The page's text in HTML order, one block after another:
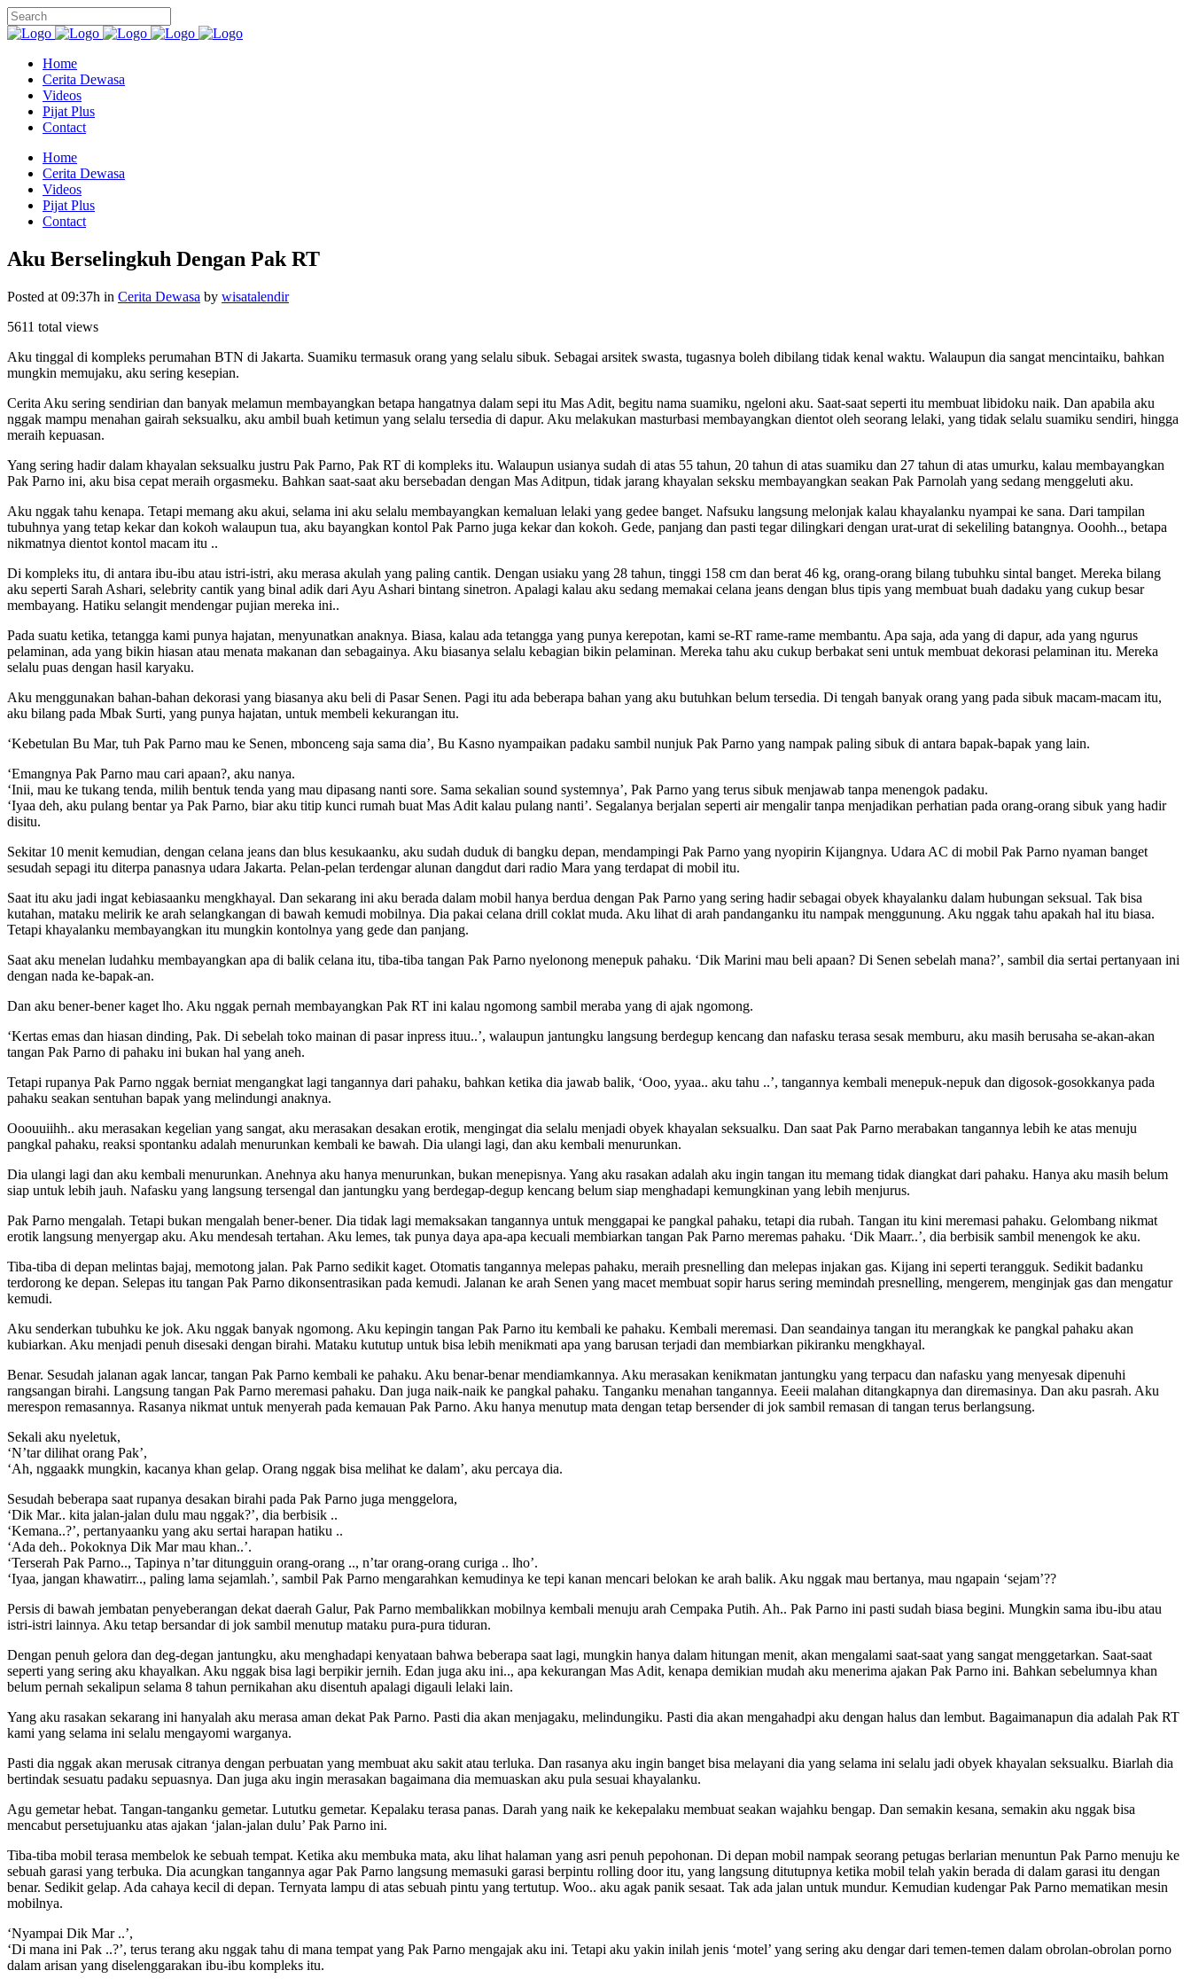
Home
Cerita Dewasa
Videos
Pijat Plus
Contact
Home
Cerita Dewasa
Videos
Pijat Plus
Contact
Aku Berselingkuh Dengan Pak RT
Posted at 09:37h in Cerita Dewasa by wisatalendir
5611 total views
Aku tinggal di kompleks perumahan BTN di Jakarta. Suamiku termasuk orang yang selalu sibuk. Sebagai arsitek swasta, tugasnya boleh dibilang tidak kenal waktu. Walaupun dia sangat mencintaiku, bahkan
mungkin memujaku, aku sering kesepian.
Cerita Aku sering sendirian dan banyak melamun membayangkan betapa hangatnya dalam sepi itu Mas Adit, begitu nama suamiku, ngeloni aku. Saat-saat seperti itu membuat libidoku naik. Dan apabila aku
nggak mampu menahan gairah seksualku, aku ambil buah ketimun yang selalu tersedia di dapur. Aku melakukan masturbasi membayangkan dientot oleh seorang lelaki, yang tidak selalu suamiku sendiri, hingga
meraih kepuasan.
Yang sering hadir dalam khayalan seksualku justru Pak Parno, Pak RT di kompleks itu. Walaupun usianya sudah di atas 55 tahun, 20 tahun di atas suamiku dan 27 tahun di atas umurku, kalau membayangkan
Pak Parno ini, aku bisa cepat meraih orgasmeku. Bahkan saat-saat aku bersebadan dengan Mas Aditpun, tidak jarang khayalan seksku membayangkan seakan Pak Parnolah yang sedang menggeluti aku.
Aku nggak tahu kenapa. Tetapi memang aku akui, selama ini aku selalu membayangkan kemaluan lelaki yang gedee banget. Nafsuku langsung melonjak kalau khayalanku nyampai ke sana. Dari tampilan
tubuhnya yang tetap kekar dan kokoh walaupun tua, aku bayangkan kontol Pak Parno juga kekar dan kokoh. Gede, panjang dan pasti tegar dilingkari dengan urat-urat di sekeliling batangnya. Ooohh.., betapa
nikmatnya dientot kontol macam itu ..
Di kompleks itu, di antara ibu-ibu atau istri-istri, aku merasa akulah yang paling cantik. Dengan usiaku yang 28 tahun, tinggi 158 cm dan berat 46 kg, orang-orang bilang tubuhku sintal banget. Mereka bilang
aku seperti Sarah Ashari, selebrity cantik yang binal adik dari Ayu Ashari bintang sinetron. Apalagi kalau aku sedang memakai celana jeans dengan blus tipis yang membuat buah dadaku yang cukup besar
membayang. Hatiku selangit mendengar pujian mereka ini..
Pada suatu ketika, tetangga kami punya hajatan, menyunatkan anaknya. Biasa, kalau ada tetangga yang punya kerepotan, kami se-RT rame-rame membantu. Apa saja, ada yang di dapur, ada yang ngurus
pelaminan, ada yang bikin hiasan atau menata makanan dan sebagainya. Aku biasanya selalu kebagian bikin pelaminan. Mereka tahu aku cukup berbakat seni untuk membuat dekorasi pelaminan itu. Mereka
selalu puas dengan hasil karyaku.
Aku menggunakan bahan-bahan dekorasi yang biasanya aku beli di Pasar Senen. Pagi itu ada beberapa bahan yang aku butuhkan belum tersedia. Di tengah banyak orang yang pada sibuk macam-macam itu,
aku bilang pada Mbak Surti, yang punya hajatan, untuk membeli kekurangan itu.
‘Kebetulan Bu Mar, tuh Pak Parno mau ke Senen, mbonceng saja sama dia’, Bu Kasno nyampaikan padaku sambil nunjuk Pak Parno yang nampak paling sibuk di antara bapak-bapak yang lain.
‘Emangnya Pak Parno mau cari apaan?, aku nanya.
‘Inii, mau ke tukang tenda, milih bentuk tenda yang mau dipasang nanti sore. Sama sekalian sound systemnya’, Pak Parno yang terus sibuk menjawab tanpa menengok padaku.
‘Iyaa deh, aku pulang bentar ya Pak Parno, biar aku titip kunci rumah buat Mas Adit kalau pulang nanti’. Segalanya berjalan seperti air mengalir tanpa menjadikan perhatian pada orang-orang sibuk yang hadir
disitu.
Sekitar 10 menit kemudian, dengan celana jeans dan blus kesukaanku, aku sudah duduk di bangku depan, mendampingi Pak Parno yang nyopirin Kijangnya. Udara AC di mobil Pak Parno nyaman banget
sesudah sepagi itu diterpa panasnya udara Jakarta. Pelan-pelan terdengar alunan dangdut dari radio Mara yang terdapat di mobil itu.
Saat itu aku jadi ingat kebiasaanku mengkhayal. Dan sekarang ini aku berada dalam mobil hanya berdua dengan Pak Parno yang sering hadir sebagai obyek khayalanku dalam hubungan seksual. Tak bisa
kutahan, mataku melirik ke arah selangkangan di bawah kemudi mobilnya. Dia pakai celana drill coklat muda. Aku lihat di arah pandanganku itu nampak menggunung. Aku nggak tahu apakah hal itu biasa.
Tetapi khayalanku membayangkan itu mungkin kontolnya yang gede dan panjang.
Saat aku menelan ludahku membayangkan apa di balik celana itu, tiba-tiba tangan Pak Parno nyelonong menepuk pahaku. ‘Dik Marini mau beli apaan? Di Senen sebelah mana?’, sambil dia sertai pertanyaan ini
dengan nada ke-bapak-an.
Dan aku bener-bener kaget lho. Aku nggak pernah membayangkan Pak RT ini kalau ngomong sambil meraba yang di ajak ngomong.
‘Kertas emas dan hiasan dinding, Pak. Di sebelah toko mainan di pasar inpress ituu..’, walaupun jantungku langsung berdegup kencang dan nafasku terasa sesak memburu, aku masih berusaha se-akan-akan
tangan Pak Parno di pahaku ini bukan hal yang aneh.
Tetapi rupanya Pak Parno nggak berniat mengangkat lagi tangannya dari pahaku, bahkan ketika dia jawab balik, ‘Ooo, yyaa.. aku tahu ..’, tangannya kembali menepuk-nepuk dan digosok-gosokkanya pada
pahaku seakan sentuhan bapak yang melindungi anaknya.
Ooouuiihh.. aku merasakan kegelian yang sangat, aku merasakan desakan erotik, mengingat dia selalu menjadi obyek khayalan seksualku. Dan saat Pak Parno merabakan tangannya lebih ke atas menuju
pangkal pahaku, reaksi spontanku adalah menurunkan kembali ke bawah. Dia ulangi lagi, dan aku kembali menurunkan.
Dia ulangi lagi dan aku kembali menurunkan. Anehnya aku hanya menurunkan, bukan menepisnya. Yang aku rasakan adalah aku ingin tangan itu memang tidak diangkat dari pahaku. Hanya aku masih belum
siap untuk lebih jauh. Nafasku yang langsung tersengal dan jantungku yang berdegap-degup kencang belum siap menghadapi kemungkinan yang lebih menjurus.
Pak Parno mengalah. Tetapi bukan mengalah bener-bener. Dia tidak lagi memaksakan tangannya untuk menggapai ke pangkal pahaku, tetapi dia rubah. Tangan itu kini meremasi pahaku. Gelombang nikmat
erotik langsung menyergap aku. Aku mendesah tertahan. Aku lemes, tak punya daya apa-apa kecuali membiarkan tangan Pak Parno meremas pahaku. ‘Dik Maarr..’, dia berbisik sambil menengok ke aku.
Tiba-tiba di depan melintas bajaj, memotong jalan. Pak Parno sedikit kaget. Otomatis tangannya melepas pahaku, meraih presnelling dan melepas injakan gas. Kijang ini seperti terangguk. Sedikit badanku
terdorong ke depan. Selepas itu tangan Pak Parno dikonsentrasikan pada kemudi. Jalanan ke arah Senen yang macet membuat sopir harus sering memindah presnelling, mengerem, menginjak gas dan mengatur
kemudi.
Aku senderkan tubuhku ke jok. Aku nggak banyak ngomong. Aku kepingin tangan Pak Parno itu kembali ke pahaku. Kembali meremasi. Dan seandainya tangan itu merangkak ke pangkal pahaku akan
kubiarkan. Aku menjadi penuh disesaki dengan birahi. Mataku kututup untuk bisa lebih menikmati apa yang barusan terjadi dan membiarkan pikiranku mengkhayal.
Benar. Sesudah jalanan agak lancar, tangan Pak Parno kembali ke pahaku. Aku benar-benar mendiamkannya. Aku merasakan kenikmatan jantungku yang terpacu dan nafasku yang menyesak dipenuhi
rangsangan birahi. Langsung tangan Pak Parno meremasi pahaku. Dan juga naik-naik ke pangkal pahaku. Tanganku menahan tangannya. Eeeii malahan ditangkapnya dan diremasinya. Dan aku pasrah. Aku
merespon remasannya. Rasanya nikmat untuk menyerah pada kemauan Pak Parno. Aku hanya menutup mata dengan tetap bersender di jok sambil remasan di tangan terus berlangsung.
Sekali aku nyeletuk,
‘N’tar dilihat orang Pak’,
‘Ah, nggaakk mungkin, kacanya khan gelap. Orang nggak bisa melihat ke dalam’, aku percaya dia.
Sesudah beberapa saat rupanya desakan birahi pada Pak Parno juga menggelora,
‘Dik Mar.. kita jalan-jalan dulu mau nggak?’, dia berbisik ..
‘Kemana..?’, pertanyaanku yang aku sertai harapan hatiku ..
‘Ada deh.. Pokoknya Dik Mar mau khan..’.
‘Terserah Pak Parno.., Tapinya n’tar ditungguin orang-orang .., n’tar orang-orang curiga .. lho’.
‘Iyaa, jangan khawatirr.., paling lama sejamlah.’, sambil Pak Parno mengarahkan kemudinya ke tepi kanan mencari belokan ke arah balik. Aku nggak mau bertanya, mau ngapain ‘sejam’??
Persis di bawah jembatan penyeberangan dekat daerah Galur, Pak Parno membalikkan mobilnya kembali menuju arah Cempaka Putih. Ah.. Pak Parno ini pasti sudah biasa begini. Mungkin sama ibu-ibu atau
istri-istri lainnya. Aku tetap bersandar di jok sambil menutup mataku pura-pura tiduran.
Dengan penuh gelora dan deg-degan jantungku, aku menghadapi kenyataan bahwa beberapa saat lagi, mungkin hanya dalam hitungan menit, akan mengalami saat-saat yang sangat menggetarkan. Saat-saat
seperti yang sering aku khayalkan. Aku nggak bisa lagi berpikir jernih. Edan juga aku ini.., apa kekurangan Mas Adit, kenapa demikian mudah aku menerima ajakan Pak Parno ini. Bahkan sebelumnya khan
belum pernah sekalipun selama 8 tahun pernikahan aku disentuh apalagi digauli lelaki lain.
Yang aku rasakan sekarang ini hanyalah aku merasa aman dekat Pak Parno. Pasti dia akan menjagaku, melindungiku. Pasti dia akan mengahadpi aku dengan halus dan lembut. Bagaimanapun dia adalah Pak RT
kami yang selama ini selalu mengayomi warganya.
Pasti dia nggak akan merusak citranya dengan perbuatan yang membuat aku sakit atau terluka. Dan rasanya aku ingin banget bisa melayani dia yang selama ini selalu jadi obyek khayalan seksualku. Biarlah dia
bertindak sesuatu padaku sepuasnya. Dan juga aku ingin merasakan bagaimana dia memuaskan aku pula sesuai khayalanku.
Agu gemetar hebat. Tangan-tanganku gemetar. Lututku gemetar. Kepalaku terasa panas. Darah yang naik ke kekepalaku membuat seakan wajahku bengap. Dan semakin kesana, semakin aku nggak bisa
mencabut persetujuanku atas ajakan ‘jalan-jalan dulu’ Pak Parno ini.
Tiba-tiba mobil terasa membelok ke sebuah tempat. Ketika aku membuka mata, aku lihat halaman yang asri penuh pepohonan. Di depan mobil nampak seorang petugas berlarian menuntun Pak Parno menuju ke
sebuah garasi yang terbuka. Dia acungkan tangannya agar Pak Parno langsung memasuki garasi berpintu rolling door itu, yang langsung ditutupnya ketika mobil telah yakin berada di dalam garasi itu dengan
benar. Sedikit gelap. Ada cahaya kecil di depan. Ternyata lampu di atas sebuah pintu yang tertutup. Woo.. aku agak panik sesaat. Tak ada jalan untuk mundur. Kemudian kudengar Pak Parno mematikan mesin
mobilnya.
‘Nyampai Dik Mar ..’,
‘Di mana ini Pak ..?’, terus terang aku nggak tahu di mana tempat yang Pak Parno mengajak aku ini. Tetapi aku yakin inilah jenis ‘motel’ yang sering aku dengar dari temen-temen dalam obrolan-obrolan porno
dalam arisan yang diselenggarakan ibu-ibu kompleks itu.